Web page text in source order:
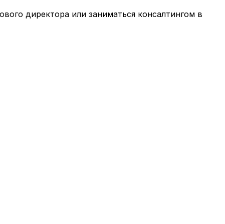
директора или заниматься консалтингом в